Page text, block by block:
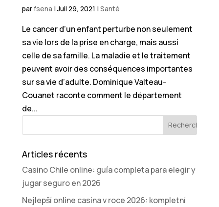
parfsena |Juil 29, 2021 | Santé
Le cancer d’un enfant perturbe non seulement
sa vie lors de la prise en charge, mais aussi
celle de sa famille. La maladie et le traitement
peuvent avoir des conséquences importantes
sur sa vie d’adulte. Dominique Valteau-
Couanet raconte comment le département
de...
Articles récents
Casino Chile online: guía completa para elegir y
jugar seguro en 2026
Nejlepší online casina v roce 2026: kompletní